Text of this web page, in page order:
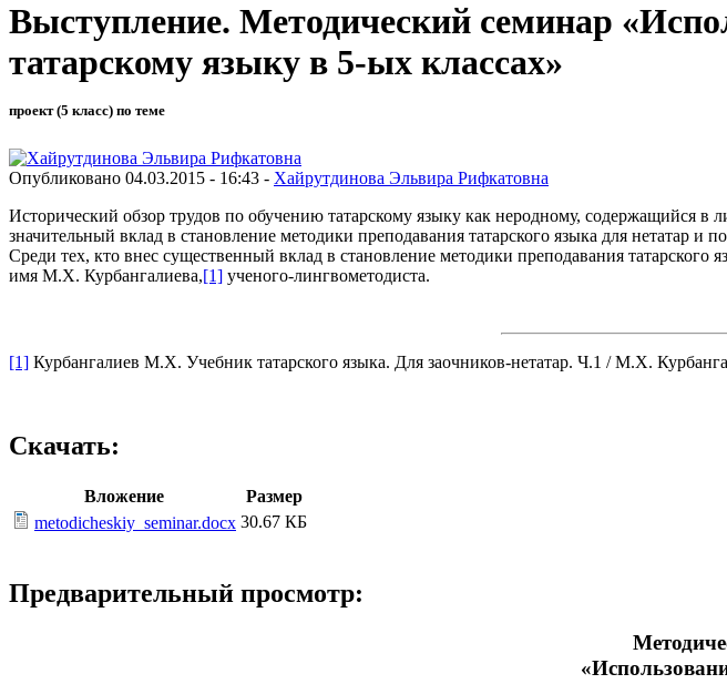
Выступление. Методический семинар
татарскому языку в 5-ых классах»
проект (5 класс) по теме
Опубликовано 04.03.2015 - 16:43 - Хайрутдинова Эльвира Рифкатовна
Исторический обзор трудов по обучению татарскому языку как неродному, содержащийся
значительный вклад в становление методики преподавания татарского языка для нетатар
Среди тех, кто внес существенный вклад в становление методики преподавания
имя М.Х. Курбангалиева,[1] ученого-лингвометодиста.
[1] Курбангалиев М.Х. Учебник татарского языка. Для заочников-нетатар. Ч.1 / М.Х.
Скачать:
Вложение
Размер
metodicheskiy_seminar.docx 30.67 КБ
Предварительный просмотр: